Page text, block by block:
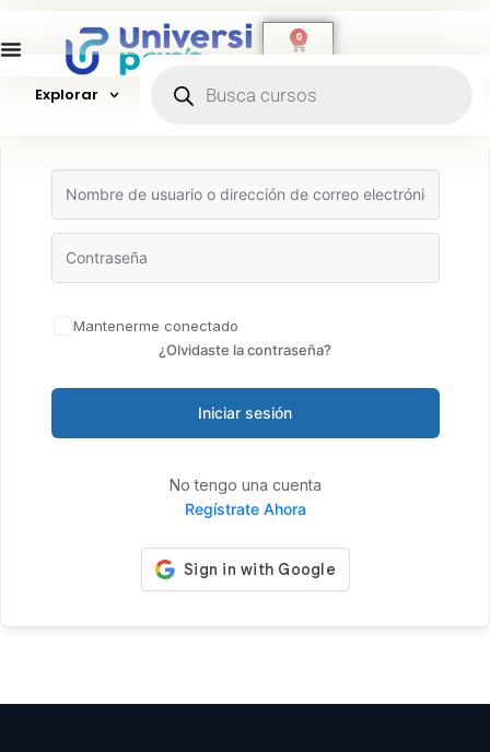
0
Explorar
Hola, ¡bienvenido de nuevo!
Mantenerme conectado
¿Olvidaste la contraseña?
Iniciar sesión
No tengo una cuenta
Regístrate Ahora